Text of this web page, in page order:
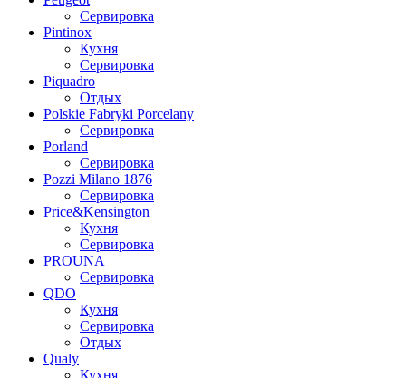
Сервировка
Pintinox
Кухня
Сервировка
Piquadro
Отдых
Polskie Fabryki Porcelany
Сервировка
Porland
Сервировка
Pozzi Milano 1876
Сервировка
Price&Kensington
Кухня
Сервировка
PROUNA
Сервировка
QDO
Кухня
Сервировка
Отдых
Qualy